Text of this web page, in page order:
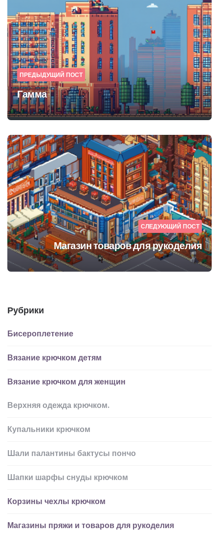
navigation
ПРЕДЫДУЩИЙ ПОСТ
Гамма
СЛЕДУЮЩИЙ ПОСТ
Магазин товаров для рукоделия
Рубрики
Бисероплетение
Вязание крючком детям
Вязание крючком для женщин
Верхняя одежда крючком.
Купальники крючком
Шали палантины бактусы пончо
Шапки шарфы снуды крючком
Корзины чехлы крючком
Магазины пряжи и товаров для рукоделия